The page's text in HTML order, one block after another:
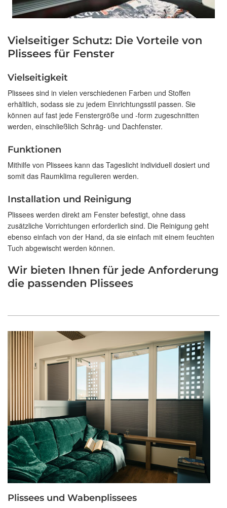
Vielseitiger Schutz: Die Vorteile von
Plissees für Fenster
Vielseitigkeit
Plissees sind in vielen verschiedenen Farben und Stoffen
erhältlich, sodass sie zu jedem Einrichtungsstil passen. Sie
können auf fast jede Fenstergröße und -form zugeschnitten
werden, einschließlich Schräg- und Dachfenster.
Funktionen
Mithilfe von Plissees kann das Tageslicht individuell dosiert und
somit das Raumklima regulieren werden.
Installation und Reinigung
Plissees werden direkt am Fenster befestigt, ohne dass
zusätzliche Vorrichtungen erforderlich sind. Die Reinigung geht
ebenso einfach von der Hand, da sie einfach mit einem feuchten
Tuch abgewischt werden können.
Wir bieten Ihnen für jede Anforderung
die passenden Plissees
Plissees und Wabenplissees